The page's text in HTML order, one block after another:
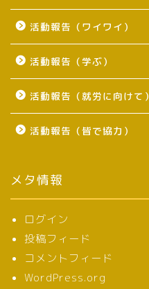
活動報告（ワイワイ）
活動報告（学ぶ）
活動報告（就労に向けて）
活動報告（皆で協力）
メタ情報
ログイン
投稿フィード
コメントフィード
WordPress.org